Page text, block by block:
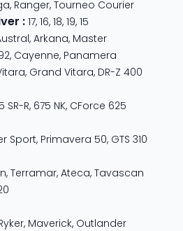
, Ranger, Tourneo Courier
: 17, 16, 18, 19, 15
, Arkana, Master
, Cayenne, Panamera
, Grand Vitara, DR-Z 400
SR-R, 675 NK, CForce 625
Sport, Primavera 50, GTS 310
, Terramar, Ateca, Tavascan
, Maverick, Outlander